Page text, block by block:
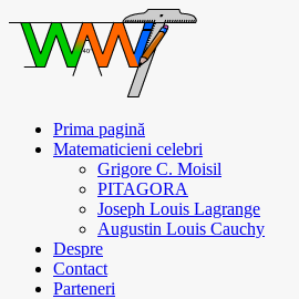
Prima pagină
Matematicieni celebri
Grigore C. Moisil
PITAGORA
Joseph Louis Lagrange
Augustin Louis Cauchy
Despre
Contact
Parteneri